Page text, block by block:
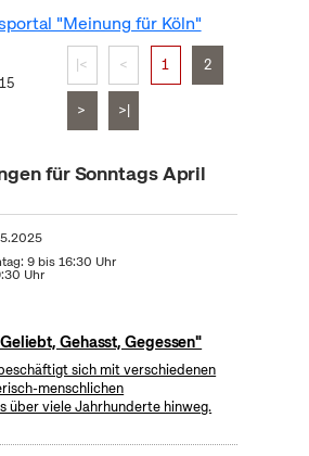
"Meinung für Köln"
|< < 1 2
> >|
für Sonntags April
9 bis 16:30 Uhr
Uhr
Gehasst, Gegessen"
sich mit verschiedenen
menschlichen
über viele Jahrhunderte hinweg.